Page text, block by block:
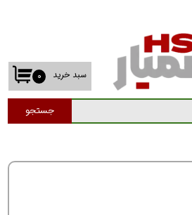
جستجو
۰ سبد خرید